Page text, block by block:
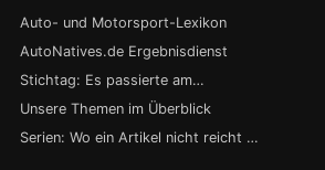
Auto- und Motorsport-Lexikon
AutoNatives.de Ergebnisdienst
Stichtag: Es passierte am…
Unsere Themen im Überblick
Serien: Wo ein Artikel nicht reicht …